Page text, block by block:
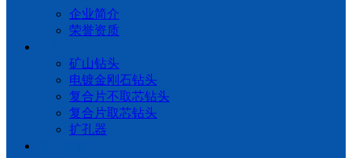
企业简介
荣誉资质
矿山钻头
电镀金刚石钻头
复合片不取芯钻头
复合片取芯钻头
扩孔器